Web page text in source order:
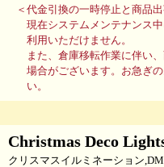
＜代金引換の一時停止と商品
現在システムメンテナンス
利用いただけません。
また、倉庫移転作業に伴い
場合がございます。お急ぎ
い。
Christmas Deco
クリスマスイルミネーション